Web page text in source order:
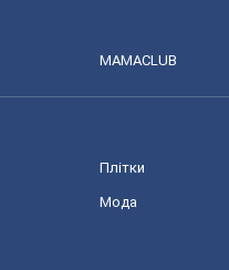
MAMACLUB
Плітки
Мода